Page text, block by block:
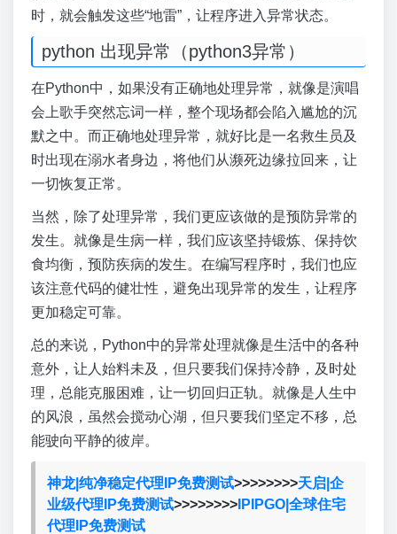
时，就会触发这些“地雷”，让程序进入异常状态。
python 出现异常（python3异常）
在Python中，如果没有正确地处理异常，就像是演唱
会上歌手突然忘词一样，整个现场都会陷入尴尬的沉
默之中。而正确地处理异常，就好比是一名救生员及
时出现在溺水者身边，将他们从濒死边缘拉回来，让
一切恢复正常。
当然，除了处理异常，我们更应该做的是预防异常的
发生。就像是生病一样，我们应该坚持锻炼、保持饮
食均衡，预防疾病的发生。在编写程序时，我们也应
该注意代码的健壮性，避免出现异常的发生，让程序
更加稳定可靠。
总的来说，Python中的异常处理就像是生活中的各种
意外，让人始料未及，但只要我们保持冷静，及时处
理，总能克服困难，让一切回归正轨。就像是人生中
的风浪，虽然会搅动心湖，但只要我们坚定不移，总
能驶向平静的彼岸。
神龙|纯净稳定代理IP免费测试>>>>>>>>天启|企
业级代理IP免费测试>>>>>>>>IPIPGO|全球住宅
代理IP免费测试